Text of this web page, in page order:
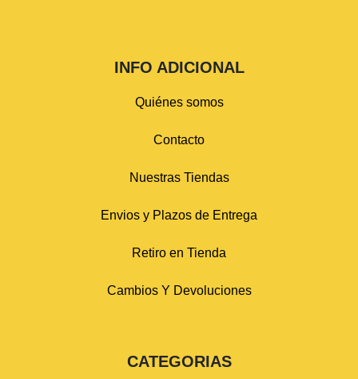
INFO ADICIONAL
Quiénes somos
Contacto
Nuestras Tiendas
Envios y Plazos de Entrega
Retiro en Tienda
Cambios Y Devoluciones
CATEGORIAS